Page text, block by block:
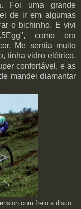
Foi uma grande
de ir em algumas
o bichinho. E vivi
como era
Me sentia muito
tinha vidro elétrico,
confortável, e as
mandei diamantar
com freio a disco